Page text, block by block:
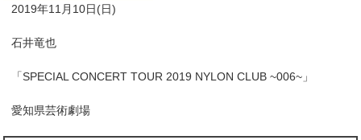
2019年11月10日(日)
石井竜也
「SPECIAL CONCERT TOUR 2019 NYLON CLUB ~006~」
愛知県芸術劇場